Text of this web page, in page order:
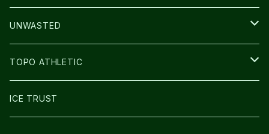
BAG
LIGHT
UNWASTED
GLOVE
TOPO ATHLETIC
SHOES
ICE TRUST